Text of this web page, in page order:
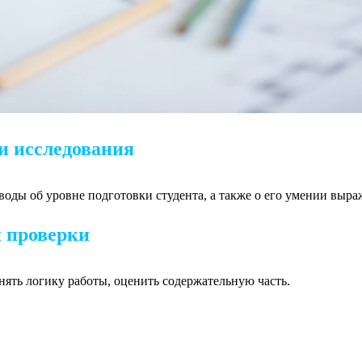
исследования
об уровне подготовки студента, а также о его умении
логику работы, оценить содержательную часть.